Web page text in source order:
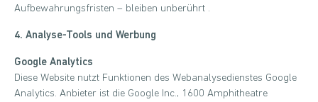
Aufbewahrungsfristen – bleiben unberührt .
4. Analyse-Tools und Werbung
Google Analytics
Diese Website nutzt Funktionen des Webanalysedienstes Google
Analytics. Anbieter ist die Google Inc., 1600 Amphitheatre